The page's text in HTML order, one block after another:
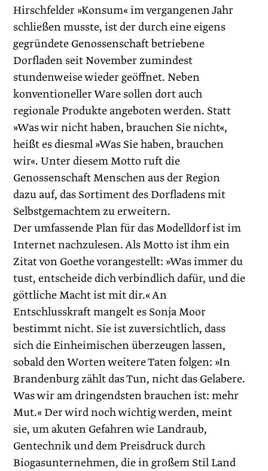
Hirschfelder »Konsum« im vergangenen Jahr
schließen musste, ist der durch eine eigens
gegründete Genossenschaft betriebene
Dorfladen seit November zumindest
stundenweise wieder geöffnet. Neben
konventioneller Ware sollen dort auch
regionale Produkte angeboten werden. Statt
»Was wir nicht haben, brauchen Sie nicht«,
heißt es diesmal »Was Sie haben, brauchen
wir«. Unter diesem Motto ruft die
Genossenschaft Menschen aus der Region
dazu auf, das Sortiment des Dorfladens mit
Selbstgemachtem zu erweitern.
Der umfassende Plan für das Modelldorf ist im
Internet nachzulesen. Als Motto ist ihm ein
Zitat von Goethe vorangestellt: »Was immer du
tust, entscheide dich verbindlich dafür, und die
göttliche Macht ist mit dir.« An
Entschlusskraft mangelt es Sonja Moor
bestimmt nicht. Sie ist zuversichtlich, dass
sich die Einheimischen überzeugen lassen,
sobald den Worten weitere Taten folgen: »In
Brandenburg zählt das Tun, nicht das Gelabere.
Was wir am dringendsten brauchen ist: mehr
Mut.« Der wird noch wichtig werden, meint
sie, um akuten Gefahren wie Landraub,
Gentechnik und dem Preisdruck durch
Biogasunternehmen, die in großem Stil Land